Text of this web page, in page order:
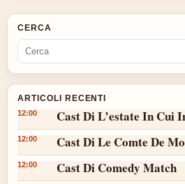
CERCA
ARTICOLI RECENTI
12:00 Cast Di L’estate In Cui
12:00 Cast Di Le Comte De
12:00 Cast Di Comedy Match